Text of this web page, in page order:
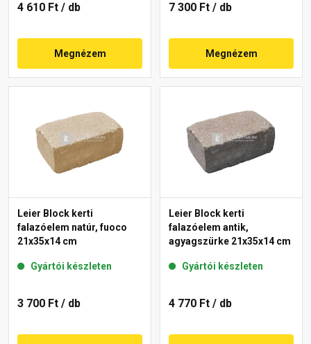
4 610 Ft / db
Megnézem
7 300 Ft / db
Megnézem
Leier Block kerti
falazóelem natúr, fuoco
21x35x14 cm
Gyártói készleten
3 700 Ft / db
Leier Block kerti
falazóelem antik,
agyagszürke 21x35x14 cm
Gyártói készleten
4 770 Ft / db